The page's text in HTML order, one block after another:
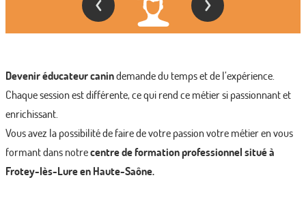
Devenir éducateur canindemande du temps et de l’expérience.
Chaque session est différente, ce qui rend ce métier si passionnant et
enrichissant.
Vous avez la possibilité de faire de votre passion votre métier en vous
formant dans notrecentre de formation professionnel situé à
Frotey-lès-Lure en Haute-Saône.